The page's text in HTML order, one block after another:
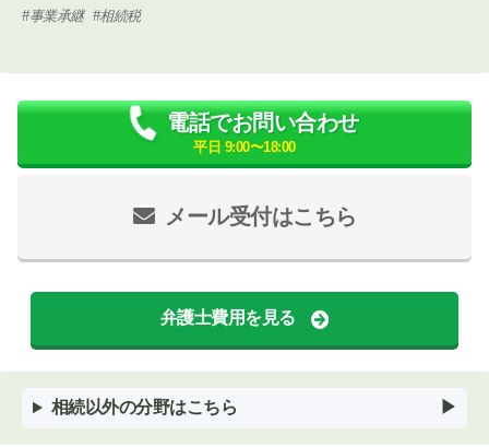
事業承継 相続税
メール受付はこちら
電話でお問い合わせ
平日 9:00〜18:00
弁護士費用を見る
相続以外の分野はこちら